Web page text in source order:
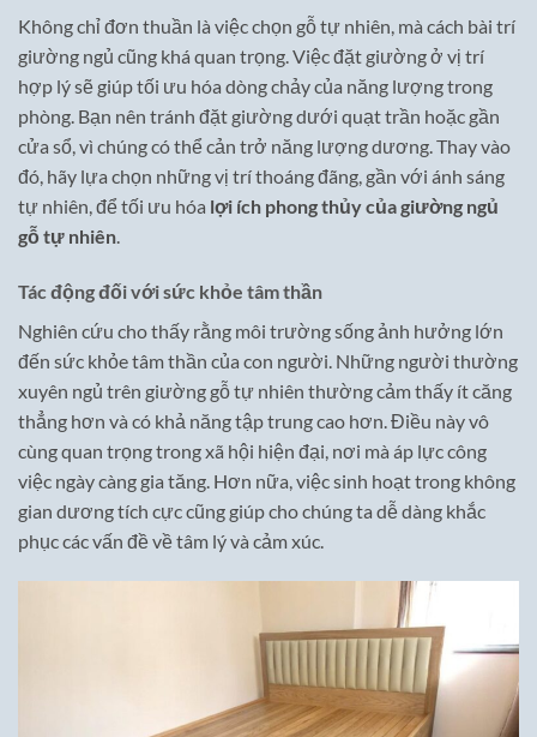
Không chỉ đơn thuần là việc chọn gỗ tự nhiên, mà cách bài trí
giường ngủ cũng khá quan trọng. Việc đặt giường ở vị trí
hợp lý sẽ giúp tối ưu hóa dòng chảy của năng lượng trong
phòng. Bạn nên tránh đặt giường dưới quạt trần hoặc gần
cửa sổ, vì chúng có thể cản trở năng lượng dương. Thay vào
đó, hãy lựa chọn những vị trí thoáng đãng, gần với ánh sáng
tự nhiên, để tối ưu hóa lợi ích phong thủy của giường ngủ
gỗ tự nhiên.
Tác động đối với sức khỏe tâm thần
Nghiên cứu cho thấy rằng môi trường sống ảnh hưởng lớn
đến sức khỏe tâm thần của con người. Những người thường
xuyên ngủ trên giường gỗ tự nhiên thường cảm thấy ít căng
thẳng hơn và có khả năng tập trung cao hơn. Điều này vô
cùng quan trọng trong xã hội hiện đại, nơi mà áp lực công
việc ngày càng gia tăng. Hơn nữa, việc sinh hoạt trong không
gian dương tích cực cũng giúp cho chúng ta dễ dàng khắc
phục các vấn đề về tâm lý và cảm xúc.